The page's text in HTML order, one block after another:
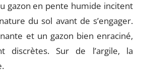
gazon en pente humide incitent
du sol avant de s’engager.
et un gazon bien enraciné,
discrètes. Sur de l’argile, la